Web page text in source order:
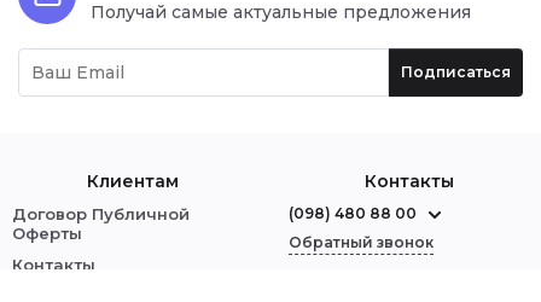
Получай самые актуальные предложения
Подписаться
Клиентам
Договор Публичной
Оферты
Контакты
Контакты
(098) 480 88 00
Обратный звонок